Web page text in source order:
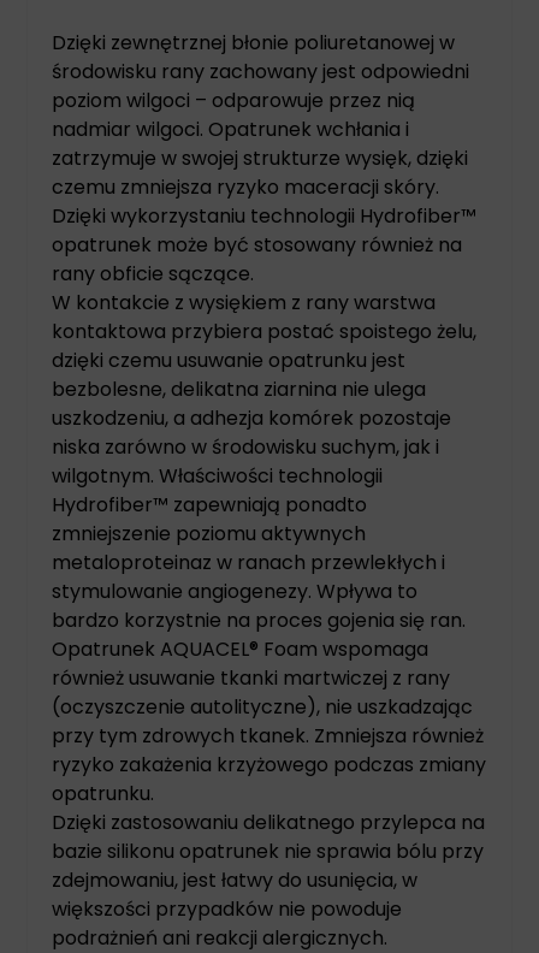
Dzięki zewnętrznej błonie poliuretanowej w
środowisku rany zachowany jest odpowiedni
poziom wilgoci – odparowuje przez nią
nadmiar wilgoci. Opatrunek wchłania i
zatrzymuje w swojej strukturze wysięk, dzięki
czemu zmniejsza ryzyko maceracji skóry.
Dzięki wykorzystaniu technologii Hydrofiber™
opatrunek może być stosowany również na
rany obficie sączące.
W kontakcie z wysiękiem z rany warstwa
kontaktowa przybiera postać spoistego żelu,
dzięki czemu usuwanie opatrunku jest
bezbolesne, delikatna ziarnina nie ulega
uszkodzeniu, a adhezja komórek pozostaje
niska zarówno w środowisku suchym, jak i
wilgotnym. Właściwości technologii
Hydrofiber™ zapewniają ponadto
zmniejszenie poziomu aktywnych
metaloproteinaz w ranach przewlekłych i
stymulowanie angiogenezy. Wpływa to
bardzo korzystnie na proces gojenia się ran.
Opatrunek AQUACEL® Foam wspomaga
również usuwanie tkanki martwiczej z rany
(oczyszczenie autolityczne), nie uszkadzając
przy tym zdrowych tkanek. Zmniejsza również
ryzyko zakażenia krzyżowego podczas zmiany
opatrunku.
Dzięki zastosowaniu delikatnego przylepca na
bazie silikonu opatrunek nie sprawia bólu przy
zdejmowaniu, jest łatwy do usunięcia, w
większości przypadków nie powoduje
podrażnień ani reakcji alergicznych.